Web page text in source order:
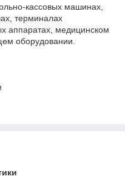
кассовых машинах,
терминалах
аппаратах, медицинском
оборудовании.